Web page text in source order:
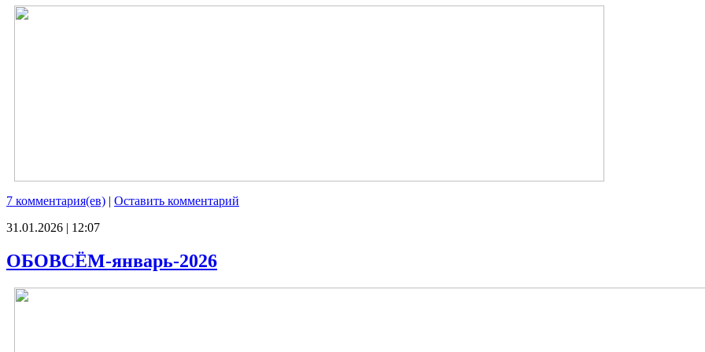
7 комментария(ев) | Оставить комментарий
31.01.2026 | 12:07
ОБОВСЁМ-январь-2026